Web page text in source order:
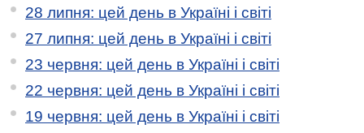
28 липня: цей день в Україні і світі
27 липня: цей день в Україні і світі
23 червня: цей день в Україні і світі
22 червня: цей день в Україні і світі
19 червня: цей день в Україні і світі